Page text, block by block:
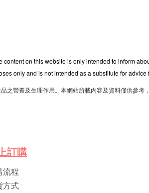
on this website is only intended to inform
only and is not intended as a substitute for advice
之營養及生理作用。本網站所載內容及資料僅供參
訂購
流程
方式